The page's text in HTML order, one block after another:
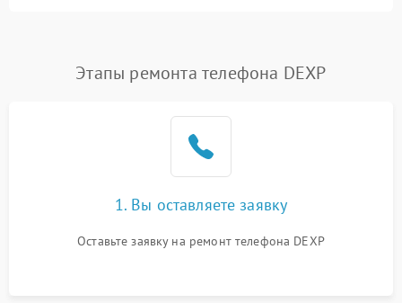
Не работает Face ID 4000 ₽ Подробнее →
Этапы ремонта телефона DEXP
1. Вы оставляете заявку
Оставьте заявку на ремонт телефона DEXP